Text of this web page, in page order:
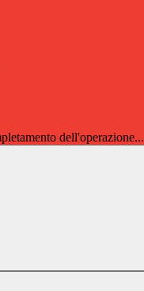
dell'operazione...